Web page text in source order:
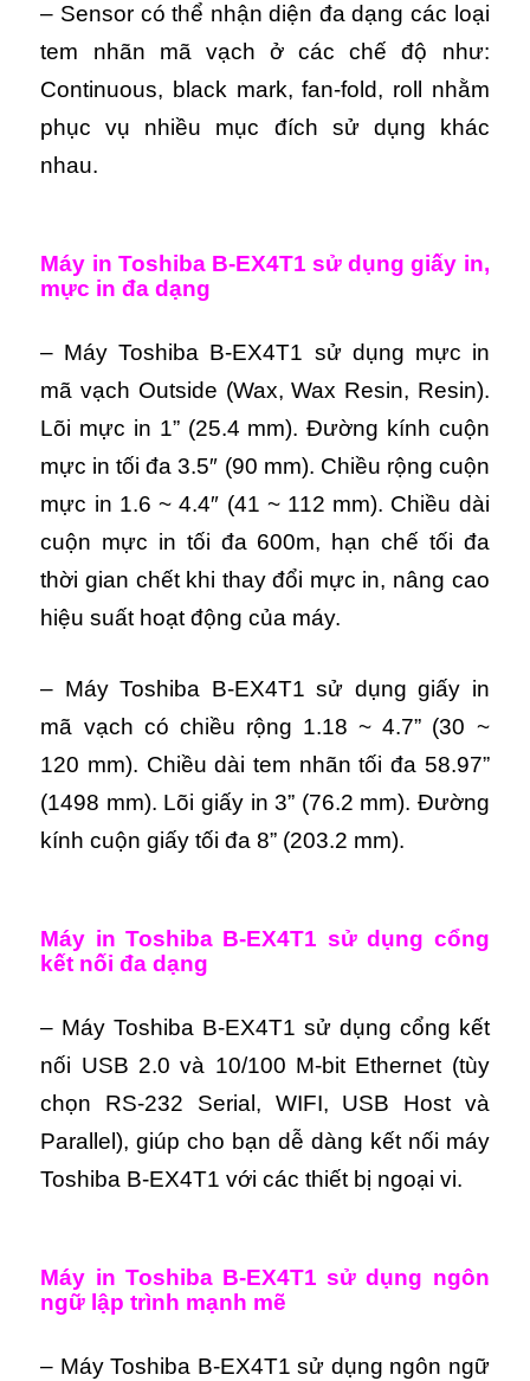
– Sensor có thể nhận diện đa dạng các loại
tem nhãn mã vạch ở các chế độ như:
Continuous, black mark, fan-fold, roll nhằm
phục vụ nhiều mục đích sử dụng khác
nhau.
Máy in Toshiba B-EX4T1 sử dụng giấy in,
mực in đa dạng
– Máy Toshiba B-EX4T1 sử dụng mực in
mã vạch Outside (Wax, Wax Resin, Resin).
Lõi mực in 1” (25.4 mm). Đường kính cuộn
mực in tối đa 3.5″ (90 mm). Chiều rộng cuộn
mực in 1.6 ~ 4.4″ (41 ~ 112 mm). Chiều dài
cuộn mực in tối đa 600m, hạn chế tối đa
thời gian chết khi thay đổi mực in, nâng cao
hiệu suất hoạt động của máy.
– Máy Toshiba B-EX4T1 sử dụng giấy in
mã vạch có chiều rộng 1.18 ~ 4.7” (30 ~
120 mm). Chiều dài tem nhãn tối đa 58.97”
(1498 mm). Lõi giấy in 3” (76.2 mm). Đường
kính cuộn giấy tối đa 8” (203.2 mm).
Máy in Toshiba B-EX4T1 sử dụng cổng
kết nối đa dạng
– Máy Toshiba B-EX4T1 sử dụng cổng kết
nối USB 2.0 và 10/100 M-bit Ethernet (tùy
chọn RS-232 Serial, WIFI, USB Host và
Parallel), giúp cho bạn dễ dàng kết nối máy
Toshiba B-EX4T1 với các thiết bị ngoại vi.
Máy in Toshiba B-EX4T1 sử dụng ngôn
ngữ lập trình mạnh mẽ
– Máy Toshiba B-EX4T1 sử dụng ngôn ngữ